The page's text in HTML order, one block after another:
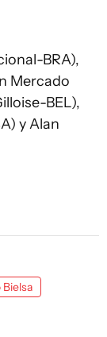
BRA),
Mercado
BEL),
y Alan
Bielsa